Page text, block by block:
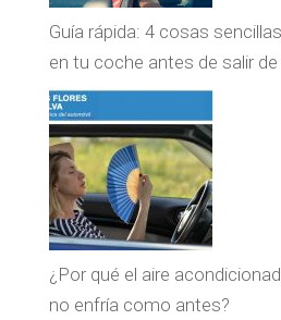
Guía rápida: 4 cosas
en tu coche antes de salir
¿Por qué el aire
no enfría como antes?